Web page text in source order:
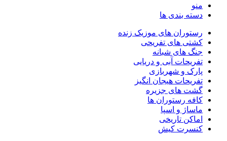
منو
دسته بندی ها
رستوران های موزیک زنده
کشتی های تفریحی
جنگ های شبانه
تفریحات آبی و دریایی
پارک و شهربازی
تفریحات هیجان انگیز
گشت های جزیره
کافه رستوران ها
ماساژ و اسپا
اماکن تاریخی
کنسرت کیش